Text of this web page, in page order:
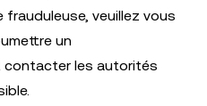
veuillez vous
un
contacter les autorités